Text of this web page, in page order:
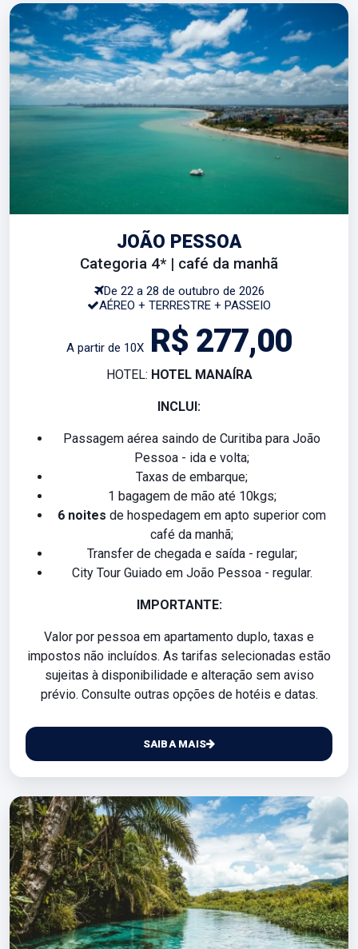
JOÃO PESSOA
Categoria 4* | café da manhã
De 22 a 28 de outubro de 2026
AÉREO + TERRESTRE + PASSEIO
A partir de 10X R$ 277,00
HOTEL: HOTEL MANAÍRA
INCLUI:
Passagem aérea saindo de Curitiba para João
Pessoa - ida e volta;
Taxas de embarque;
1 bagagem de mão até 10kgs;
6 noites de hospedagem em apto superior com
café da manhã;
Transfer de chegada e saída - regular;
City Tour Guiado em João Pessoa - regular.
IMPORTANTE:
Valor por pessoa em apartamento duplo, taxas e
impostos não incluídos. As tarifas selecionadas estão
sujeitas à disponibilidade e alteração sem aviso
prévio. Consulte outras opções de hotéis e datas.
SAIBA MAIS